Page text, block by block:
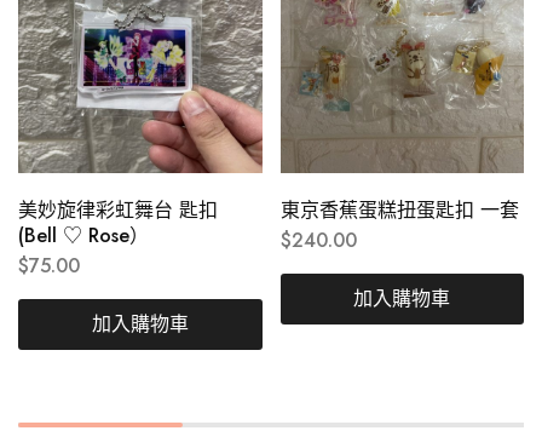
美妙旋律彩虹舞台 匙扣
(Bell ♡ Rose）
$75.00
加入購物車
東京香蕉蛋糕扭蛋匙扣 一套
$240.00
加入購物車